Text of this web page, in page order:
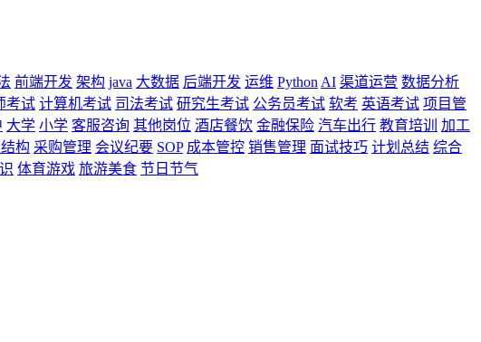
前端开发 架构 java 大数据 后端开发 运维 Python AI 渠道运营 数据分析
考试 计算机考试 司法考试 研究生考试 公务员考试 软考 英语考试 项目管
大学 小学 客服咨询 其他岗位 酒店餐饮 金融保险 汽车出行 教育培训
加工
构 采购管理 会议纪要 SOP 成本管控 销售管理 面试技巧 计划总结 综合
体育游戏 旅游美食 节日节气